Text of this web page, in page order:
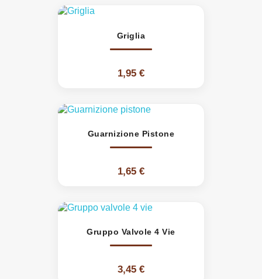
Griglia
1,95 €
Guarnizione Pistone
1,65 €
Gruppo Valvole 4 Vie
3,45 €